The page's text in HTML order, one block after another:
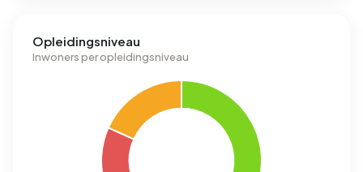
Opleidingsniveau
Inwoners per opleidingsniveau